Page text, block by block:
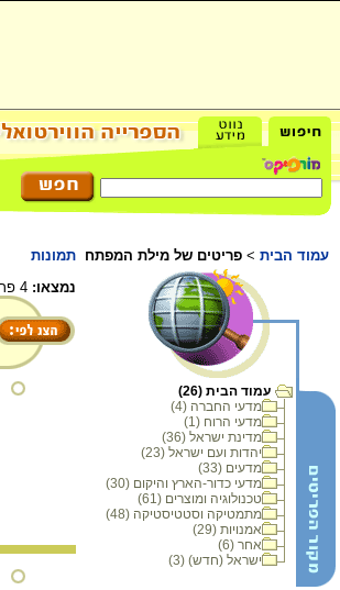
עמוד הבית > פריטים של מילת המפתח תמונות
עמוד הבית (26)
מדעי החברה (4)
מדעי הרוח (1)
מדינת ישראל (36)
יהדות ועם ישראל (23)
מדעים (33)
מדעי כדור-הארץ והיקום (30)
טכנולוגיה ומוצרים (61)
מתמטיקה וסטטיסטיקה (48)
אמנויות (29)
אחר (6)
ישראל (חדש) (3)
נמצאו: